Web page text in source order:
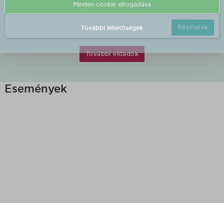
Részletek
További előadók
Események
Minden cookie elfogadása
További lehetőségek